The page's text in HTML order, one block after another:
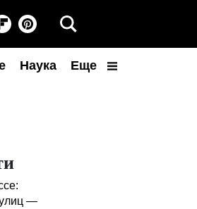
Наука Еще
—